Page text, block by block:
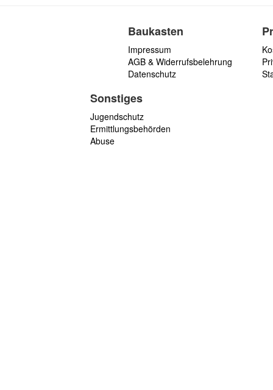
Baukasten
Impressum
AGB & Widerrufsbelehrung
Datenschutz
Sonstiges
Jugendschutz
Ermittlungsbehörden
Abuse